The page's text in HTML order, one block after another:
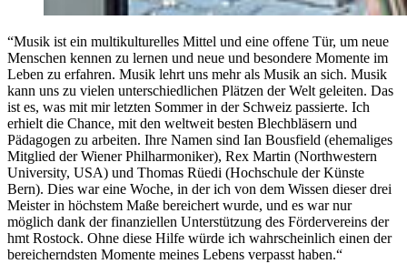
“Musik ist ein multikulturelles Mittel und eine offene Tür, um neue
Menschen kennen zu lernen und neue und besondere Momente im
Leben zu erfahren. Musik lehrt uns mehr als Musik an sich. Musik
kann uns zu vielen unterschiedlichen Plätzen der Welt geleiten. Das
ist es, was mit mir letzten Sommer in der Schweiz passierte. Ich
erhielt die Chance, mit den weltweit besten Blechbläsern und
Pädagogen zu arbeiten. Ihre Namen sind Ian Bousfield (ehemaliges
Mitglied der Wiener Philharmoniker), Rex Martin (Northwestern
University, USA) und Thomas Rüedi (Hochschule der Künste
Bern). Dies war eine Woche, in der ich von dem Wissen dieser drei
Meister in höchstem Maße bereichert wurde, und es war nur
möglich dank der finanziellen Unterstützung des Fördervereins der
hmt Rostock. Ohne diese Hilfe würde ich wahrscheinlich einen der
bereicherndsten Momente meines Lebens verpasst haben.“